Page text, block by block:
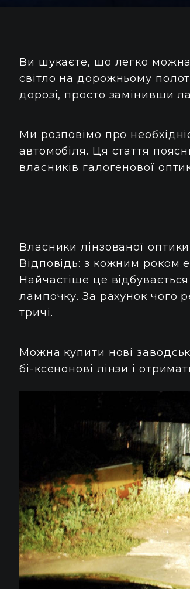
Ви шукаєте, що легко
світло на дорожньому
дорозі, просто замінивши
Ми розповімо про
автомобіля. Ця стаття
власників галогенової
Власники лінзованої
Відповідь: з кожним роком
Найчастіше це
лампочку. За рахунок чого
тричі.
Можна купити нові
бі-ксенонові лінзи і